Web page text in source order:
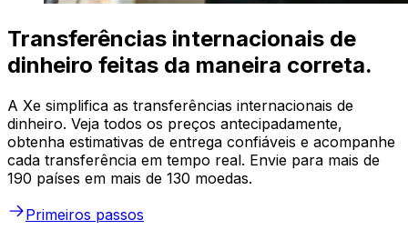
Transferências internacionais de
dinheiro feitas da maneira correta.
A Xe simplifica as transferências internacionais de
dinheiro. Veja todos os preços antecipadamente,
obtenha estimativas de entrega confiáveis e acompanhe
cada transferência em tempo real. Envie para mais de
190 países em mais de 130 moedas.
Primeiros passos